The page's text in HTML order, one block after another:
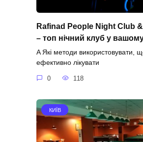
Rafinad People Night Club
– топ нічний клуб у вашому
A Які методи використовувати,
ефективно лікувати
0 118
КИЇВ